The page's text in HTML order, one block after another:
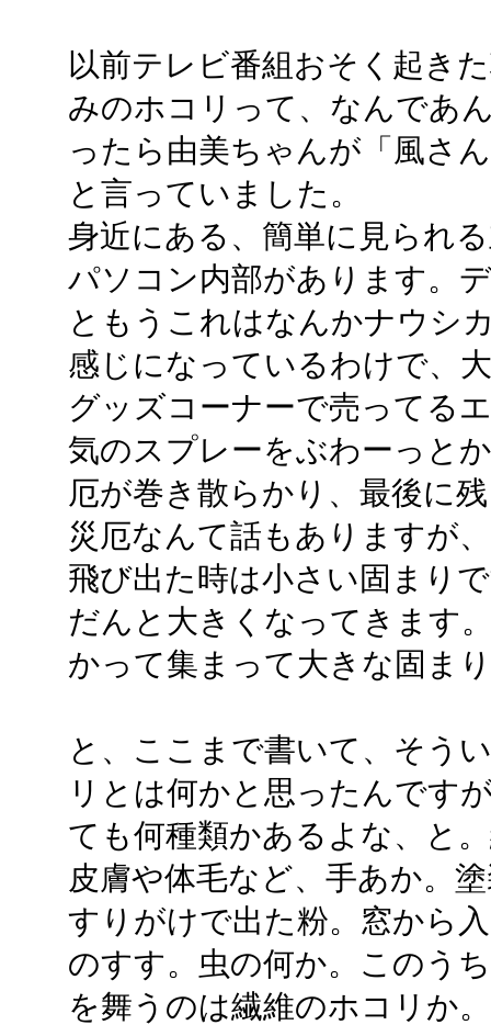
以前テレビ番組おそく起き
みのホコリって、なんであ
ったら由美ちゃんが「風さ
と言っていました。
身近にある、簡単に見られ
パソコン内部があります。
ともうこれはなんかナウシ
感じになっているわけで、
グッズコーナーで売ってる
気のスプレーをぶわーっと
厄が巻き散らかり、最後に
災厄なんて話もありますが
飛び出た時は小さい固まり
だんと大きくなってきます
かって集まって大きな固ま
と、ここまで書いて、そう
リとは何かと思ったんです
ても何種類かあるよな、と
皮膚や体毛など、手あか。
すりがけで出た粉。窓から
のすす。虫の何か。このう
を舞うのは繊維のホコリか。